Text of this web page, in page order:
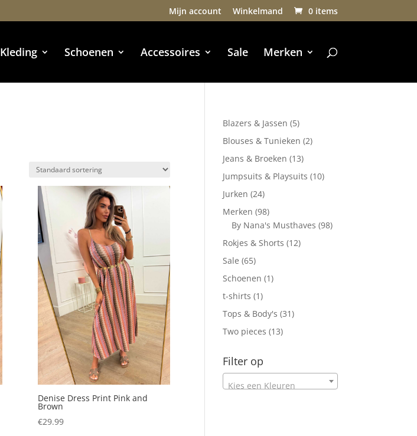
Mijn account Winkelmand 0 items
Kleding Schoenen Accessoires Sale Merken
Denise Dress Print Pink and
Brown
€29.99
Blazers & Jassen 55
producten
Blouses & Tunieken 22
Jeans & Broeken 1313
producten
Jumpsuits & Playsuits 1010
Jurken 2424
producten
Merken 9898
producten
By Nana's Musthaves 9898
Rokjes & Shorts 1212
Sale 6565
producten
Schoenen 11
t-shirts 11
product
Tops & Body's 3131
Two pieces 1313
Filter op
Kies een Kleuren